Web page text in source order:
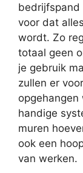
bedrijfspand
voor dat
wordt. Zo
totaal geen
je gebruik
zullen er
handige
muren
ook een
van werken.